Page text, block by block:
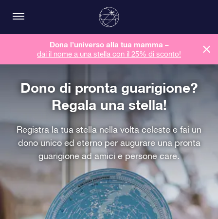
Dona l’universo alla tua mamma –
dai il nome a una stella con il 25% di sconto!
Dono di pronta guarigione?
Regala una stella!
Registra la tua stella nella volta celeste e fai un
dono unico ed eterno per augurare una pronta
guarigione ad amici e persone care.